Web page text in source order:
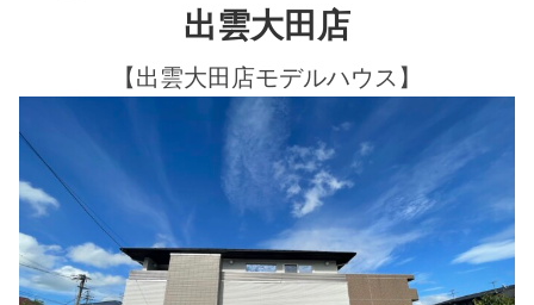
出雲大田店
【出雲大田店モデルハウス】